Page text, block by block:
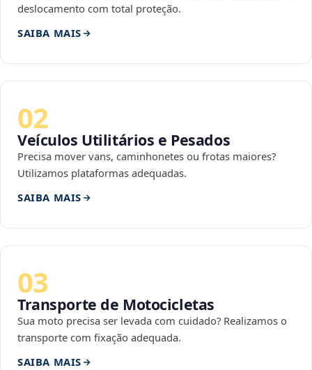
deslocamento com total proteção.
SAIBA MAIS
02
Veículos Utilitários e Pesados
Precisa mover vans, caminhonetes ou frotas maiores?
Utilizamos plataformas adequadas.
SAIBA MAIS
03
Transporte de Motocicletas
Sua moto precisa ser levada com cuidado? Realizamos o
transporte com fixação adequada.
SAIBA MAIS